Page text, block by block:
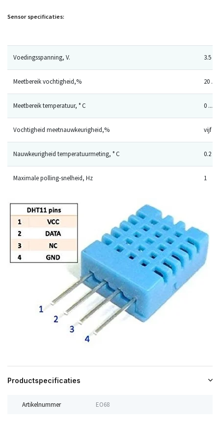
Sensor specificaties:
Voedingsspanning, V. 3.5 ...
Meetbereik vochtigheid,% 20 ...
Meetbereik temperatuur, ° C 0 ... 50
Vochtigheid meetnauwkeurigheid,% vijf
Nauwkeurigheid temperatuurmeting, ° C 0.2
Maximale polling-snelheid, Hz 1
Productspecificaties
Artikelnummer EO68